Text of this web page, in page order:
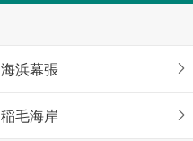
海浜幕張
稲毛海岸